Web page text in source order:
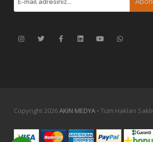
Copyright 2026AKIN MEDYA • Tüm Hakları